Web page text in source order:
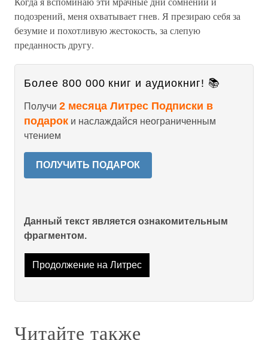
подозрений, меня охватывает гнев. Я презираю себя за
безумие и похотливую жестокость, за слепую
преданность другу.
Более 800 000 книг и аудиокниг! 📚
Получи 2 месяца Литрес Подписки в
подарок и наслаждайся неограниченным
чтением
ПОЛУЧИТЬ ПОДАРОК
Данный текст является ознакомительным
фрагментом.
Продолжение на Литрес
Читайте также